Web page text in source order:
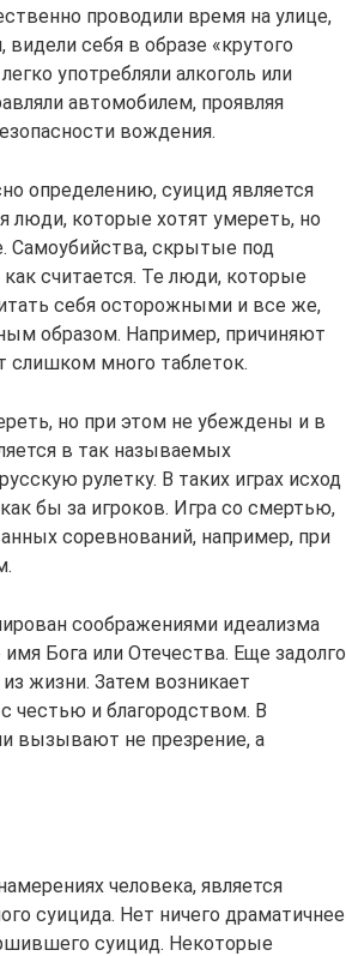
проводили время на улице,
себя в образе «крутого
употребляли алкоголь или
автомобилем, проявляя
вождения.
определению, суицид является
которые хотят умереть, но
Самоубийства, скрытые под
считается. Те люди, которые
себя осторожными и все же,
образом. Например, причиняют
слишком много таблеток.
но при этом не убеждены и в
в так называемых
рулетку. В таких играх исход
бы за игроков. Игра со смертью,
соревнований, например, при
соображениями идеализма
Бога или Отечества. Еще задолго
жизни. Затем возникает
честью и благородством. В
вызывают не презрение, а
человека, является
суицида. Нет ничего драматичнее
суицид. Некоторые